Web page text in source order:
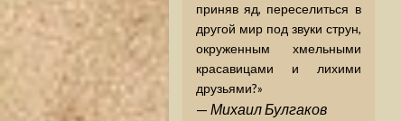
приняв яд, переселиться в
другой мир под звуки струн,
окруженным хмельными
красавицами и лихими
друзьями?»
— Михаил Булгаков